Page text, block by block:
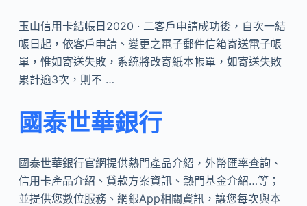
玉山信用卡結帳日2020 · 二客戶申請成功後，自次一結
帳日起，依客戶申請、變更之電子郵件信箱寄送電子帳
單，惟如寄送失敗，系統將改寄紙本帳單，如寄送失敗
累計逾3次，則不 …
國泰世華銀行
國泰世華銀行官網提供熱門產品介紹，外幣匯率查詢、
信用卡產品介紹、貸款方案資訊、熱門基金介紹…等；
並提供您數位服務、網銀App相關資訊，讓您每次與本